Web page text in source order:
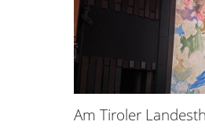
Am Tiroler